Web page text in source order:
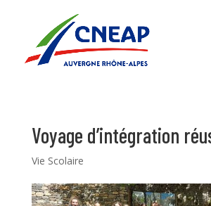
Voyage d’intégration
Vie Scolaire